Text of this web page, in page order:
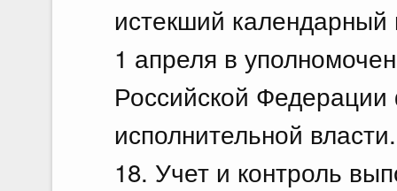
истекший календарный
1 апреля в
Российской
исполнительной власти.
18. Учет и контроль